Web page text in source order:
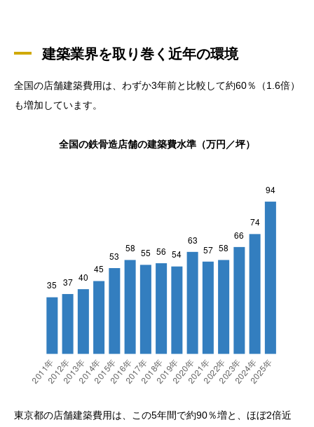
建築業界を取り巻く近年の環境
全国の店舗建築費用は、わずか3年前と比較して約60％（1.6倍）
も増加しています。
全国の鉄骨造店舗の建築費水準（万円／坪）
東京都の店舗建築費用は、この5年間で約90％増と、ほぼ2倍近